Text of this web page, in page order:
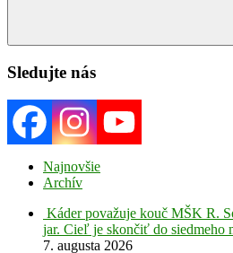
Search
Sledujte nás
Najnovšie
Archív
Káder považuje kouč MŠK R.
jar. Cieľ je skončiť do siedmeho
7. augusta 2026